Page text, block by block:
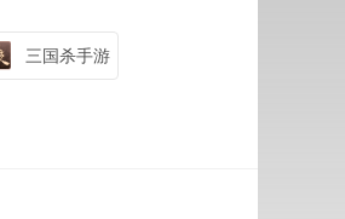
三国杀手游